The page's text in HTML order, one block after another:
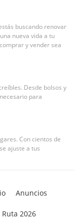
buscando renovar
nueva vida a tu
y vender sea
Desde bolsos y
para
Con cientos de
ajuste a tus
Anuncios
2026